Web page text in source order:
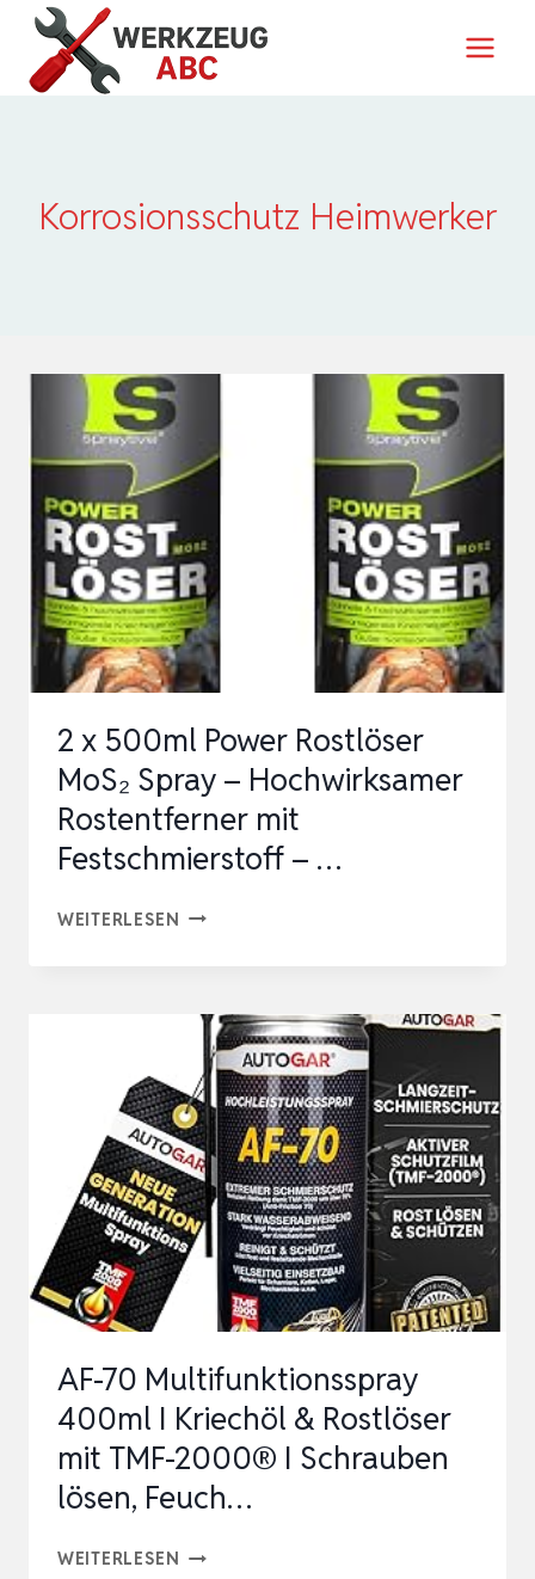
Zum
Inhalt
springen
Korrosionsschutz Heimwerker
2 x 500ml Power Rostlöser
MoS₂ Spray – Hochwirksamer
Rostentferner mit
Festschmierstoff – …
WEITERLESEN 2
POWER
ROSTLÖSER
MOS₂
SPRAY
–
HOCHWIRKSAMER
ROSTENTFERNER
MIT
FESTSCHMIERSTOFF
…
AF-70 Multifunktionsspray
400ml I Kriechöl & Rostlöser
mit TMF-2000® I Schrauben
lösen, Feuch…
WEITERLESEN AF-